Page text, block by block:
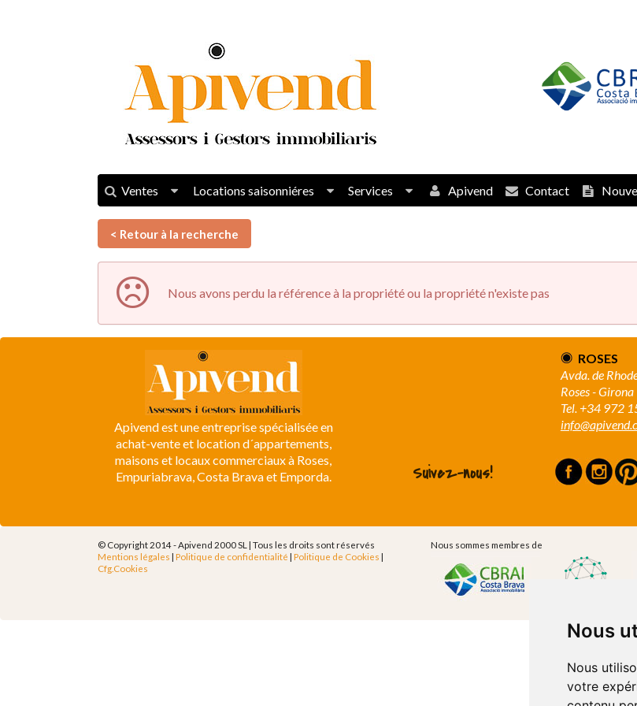
Nous
Nous
votre
Ventes Locations saisonniéres Services Apivend Contact
< Retour à la recherche
Nous avons perdu la référence à la propriété ou la propriété n'existe pas
Apivend est une entreprise spécialisée en
achat-vente et location d´appartements,
maisons et locaux commerciaux à Roses,
Empuriabrava, Costa Brava et Emporda.
ROSES
Avda. de
Roses - Girona
Tel. +34 972
Suivez-nous!
© Copyright 2014 - Apivend 2000 SL | Tous les droits sont réservés
Mentions légales | Politique de confidentialité | Politique de Cookies |
Cfg.Cookies
Nous sommes membres de